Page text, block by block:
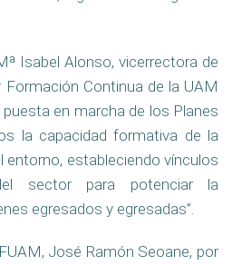
Isabel Alonso, vicerrectora de
Continua de la UAM
en marcha de los Planes
la capacidad formativa de la
entorno, estableciendo vínculos
sector para potenciar la
egresados y egresadas”.
José Ramón Seoane, por